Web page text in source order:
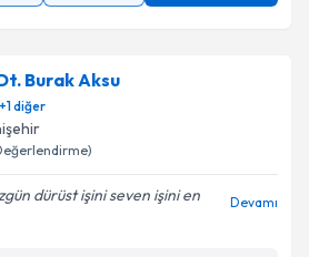
Burak Aksu
+1diğer
dürüst işini seven işini en
Devamı